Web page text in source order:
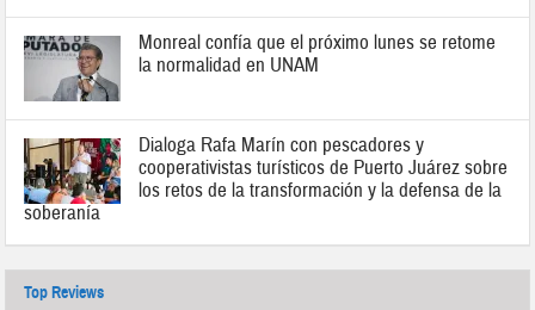
Monreal confía que el próximo lunes se retome
la normalidad en UNAM
Dialoga Rafa Marín con pescadores y
cooperativistas turísticos de Puerto Juárez sobre
los retos de la transformación y la defensa de la
soberanía
Top Reviews